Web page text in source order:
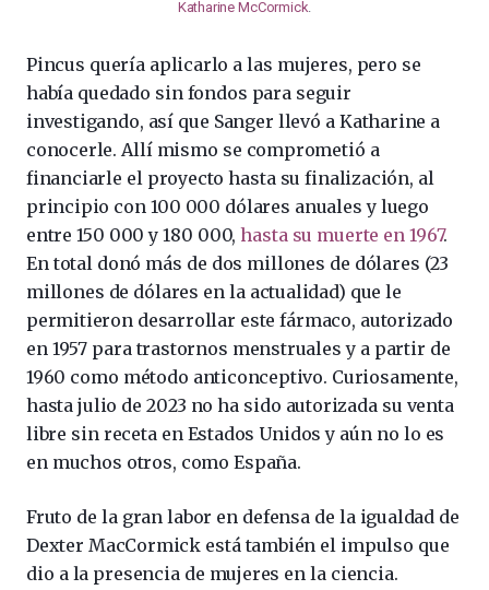
Katharine McCormick.
Pincus quería aplicarlo a las mujeres, pero se
había quedado sin fondos para seguir
investigando, así que Sanger llevó a Katharine a
conocerle. Allí mismo se comprometió a
financiarle el proyecto hasta su finalización, al
principio con 100 000 dólares anuales y luego
entre 150 000 y 180 000,hasta su muerte en 1967.
En total donó más de dos millones de dólares (23
millones de dólares en la actualidad) que le
permitieron desarrollar este fármaco, autorizado
en 1957 para trastornos menstruales y a partir de
1960 como método anticonceptivo. Curiosamente,
hasta julio de 2023 no ha sido autorizada su venta
libre sin receta en Estados Unidos y aún no lo es
en muchos otros, como España.
Fruto de la gran labor en defensa de la igualdad de
Dexter MacCormick está también el impulso que
dio a la presencia de mujeres en la ciencia.